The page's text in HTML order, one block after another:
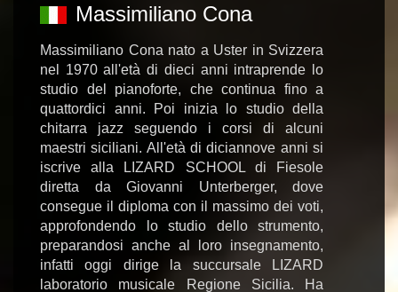
Massimiliano Cona
Massimiliano Cona nato a Uster in Svizzera
nel 1970 all'età di dieci anni intraprende lo
studio del pianoforte, che continua fino a
quattordici anni. Poi inizia lo studio della
chitarra jazz seguendo i corsi di alcuni
maestri siciliani. All'età di diciannove anni si
iscrive alla LIZARD SCHOOL di Fiesole
diretta da Giovanni Unterberger, dove
consegue il diploma con il massimo dei voti,
approfondendo lo studio dello strumento,
preparandosi anche al loro insegnamento,
infatti oggi dirige la succursale LIZARD
laboratorio musicale Regione Sicilia. Ha